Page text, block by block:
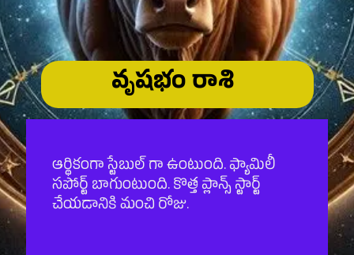
ఆర్థికంగా స్టేబుల్ గా ఉంటుంది. ఫ్యామిలీ
సపోర్ట్ బాగుంటుంది. కొత్త ప్లాన్స్ స్టార్ట్
చేయడానికి మంచి రోజు.
వృషభం రాశి